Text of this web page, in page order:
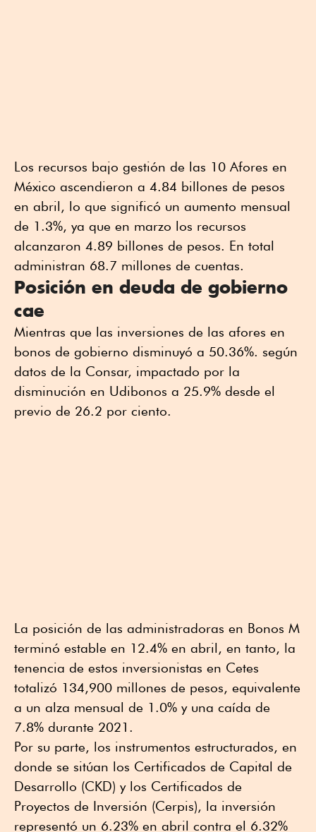
Los recursos bajo gestión de las 10 Afores en
México ascendieron a 4.84 billones de pesos
en abril, lo que significó un aumento mensual
de 1.3%, ya que en marzo los recursos
alcanzaron 4.89 billones de pesos. En total
administran 68.7 millones de cuentas.
Posición en deuda de gobierno
cae
Mientras que las inversiones de las afores en
bonos de gobierno disminuyó a 50.36%. según
datos de la Consar, impactado por la
disminución en Udibonos a 25.9% desde el
previo de 26.2 por ciento.
La posición de las administradoras en Bonos M
terminó estable en 12.4% en abril, en tanto, la
tenencia de estos inversionistas en Cetes
totalizó 134,900 millones de pesos, equivalente
a un alza mensual de 1.0% y una caída de
7.8% durante 2021.
Por su parte, los instrumentos estructurados, en
donde se sitúan los Certificados de Capital de
Desarrollo (CKD) y los Certificados de
Proyectos de Inversión (Cerpis), la inversión
representó un 6.23% en abril contra el 6.32%